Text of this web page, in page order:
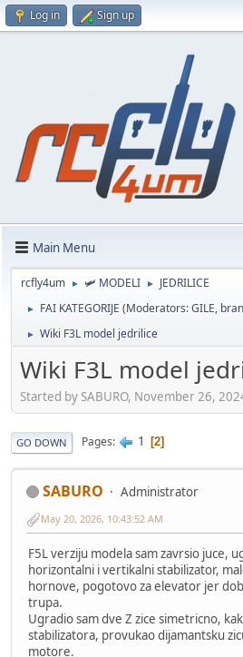
Log in Sign up
Main Menu
rcfly4um ► 🛩️ MODELI ► JEDRILICE
► FAI KATEGORIJE (Moderators:GILE,
► Wiki F3L model jedrilice
Wiki F3L model
Started by SABURO, November 26,
GO DOWN Pages 1 2
SABURO
Administrator
May 20, 2026, 10:43:52 AM
F5L verziju modela sam zavrsio juce,
horizontalni i vertikalni stabilizator,
hornove, pogotovo za elevator jer
trupa.
Ugradio sam dve Z zice simetricno,
stabilizatora, provukao dijamantsku
motore.